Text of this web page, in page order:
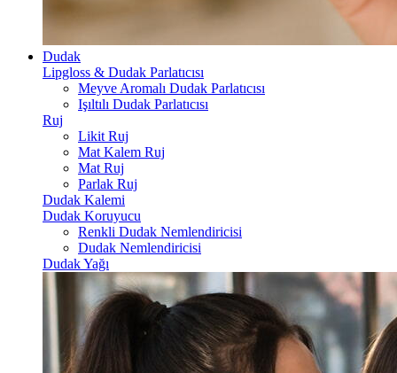
Dudak
Lipgloss & Dudak Parlatıcısı
Meyve Aromalı Dudak Parlatıcısı
Işıltılı Dudak Parlatıcısı
Ruj
Likit Ruj
Mat Kalem Ruj
Mat Ruj
Parlak Ruj
Dudak Kalemi
Dudak Koruyucu
Renkli Dudak Nemlendiricisi
Dudak Nemlendiricisi
Dudak Yağı